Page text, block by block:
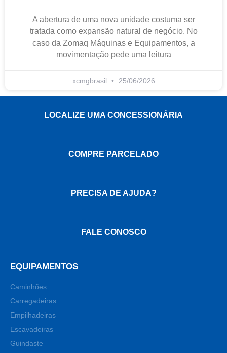
A abertura de uma nova unidade costuma ser
tratada como expansão natural de negócio. No
caso da Zomaq Máquinas e Equipamentos, a
movimentação pede uma leitura
xcmgbrasil 25/06/2026
LOCALIZE UMA CONCESSIONÁRIA
COMPRE PARCELADO
PRECISA DE AJUDA?
FALE CONOSCO
EQUIPAMENTOS
Caminhões
Carregadeiras
Empilhadeiras
Escavadeiras
Guindaste